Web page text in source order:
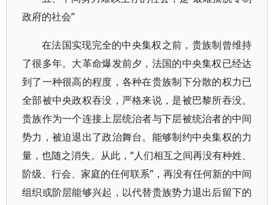
政府的社会”
在法国实现完全的中央集权之前，贵族制曾维持
了很多年。大革命爆发前夕，法国的中央集权已经达
到了一种很高的程度，各种在贵族制下分散的权力已
全部被中央政权吞没，严格来说，是被巴黎所吞没。
贵族作为一个连接上层统治者与下层被统治者的中间
势力，被迫退出了政治舞台。能够制约中央集权的力
量，也随之消失。从此，“人们相互之间再没有种姓、
阶级、行会、家庭的任何联系”，再没有任何新的中间
组织或阶层能够兴起，以代替贵族势力退出后留下的